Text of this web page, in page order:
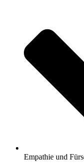
Empathie und